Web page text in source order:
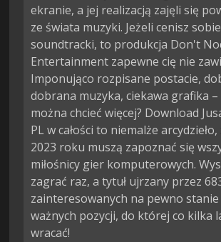
ekranie, a jej realizacją zajęli się
ze świata muzyki. Jeżeli cenisz sobie
soundtracki, to produkcja Don't
Entertainment zapewne cię nie
Imponująco rozpisane postacie,
dobrana muzyka, ciekawa grafika –
można chcieć więcej? Download
PL w całości to niemalże
2023 roku muszą zapoznać się
miłośnicy gier komputerowych.
zagrać raz, a tytuł ujrzany przez
zainteresowanych na pewno stanie
ważnych pozycji, do której co kilka
wracać!